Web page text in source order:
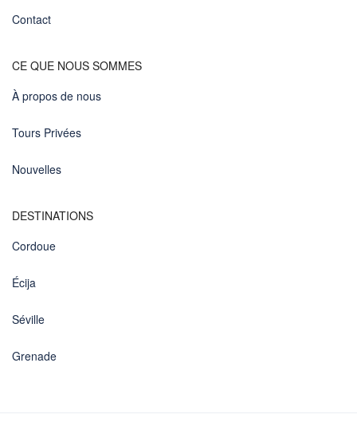
Contact
CE QUE NOUS SOMMES
À propos de nous
Tours Privées
Nouvelles
DESTINATIONS
Cordoue
Écija
Séville
Grenade